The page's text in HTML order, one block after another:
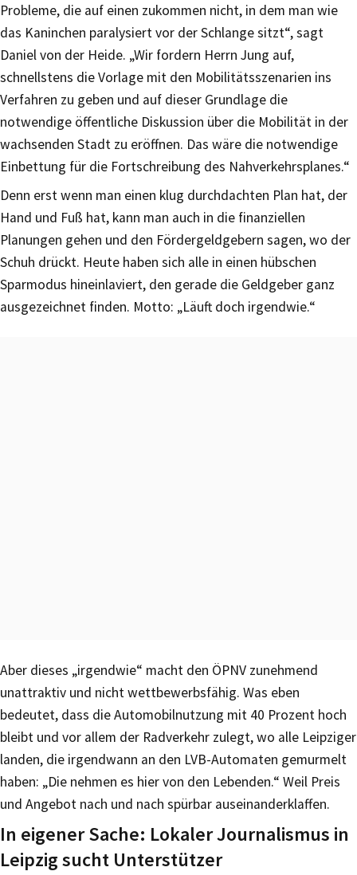
Probleme, die auf einen zukommen nicht, in dem man wie
das Kaninchen paralysiert vor der Schlange sitzt“, sagt
Daniel von der Heide. „Wir fordern Herrn Jung auf,
schnellstens die Vorlage mit den Mobilitätsszenarien ins
Verfahren zu geben und auf dieser Grundlage die
notwendige öffentliche Diskussion über die Mobilität in der
wachsenden Stadt zu eröffnen. Das wäre die notwendige
Einbettung für die Fortschreibung des Nahverkehrsplanes.“
Denn erst wenn man einen klug durchdachten Plan hat, der
Hand und Fuß hat, kann man auch in die finanziellen
Planungen gehen und den Fördergeldgebern sagen, wo der
Schuh drückt. Heute haben sich alle in einen hübschen
Sparmodus hineinlaviert, den gerade die Geldgeber ganz
ausgezeichnet finden. Motto: „Läuft doch irgendwie.“
Aber dieses „irgendwie“ macht den ÖPNV zunehmend
unattraktiv und nicht wettbewerbsfähig. Was eben
bedeutet, dass die Automobilnutzung mit 40 Prozent hoch
bleibt und vor allem der Radverkehr zulegt, wo alle Leipziger
landen, die irgendwann an den LVB-Automaten gemurmelt
haben: „Die nehmen es hier von den Lebenden.“ Weil Preis
und Angebot nach und nach spürbar auseinanderklaffen.
In eigener Sache: Lokaler Journalismus in
Leipzig sucht Unterstützer